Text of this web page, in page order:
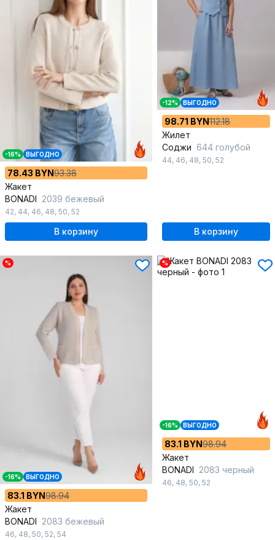
-16% ВЫГОДНО
78.43 BYN93.38
Жакет
BONADI 2039 бежевый
42, 44, 46, 48, 50, 52
В корзину
-12% ВЫГОДНО
98.71 BYN112.18
Жилет
Соджи 644 голубой
44, 46, 48, 50, 52
В корзину
%
-16% ВЫГОДНО
83.1 BYN98.94
Жакет
BONADI 2083 бежевый
46, 48, 50, 52, 54
%
-16% ВЫГОДНО
83.1 BYN98.94
Жакет
BONADI 2083 черный
46, 48, 50, 52